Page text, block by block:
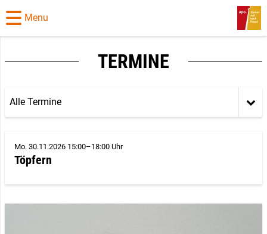
Menu
TERMINE
Alle Termine
Mo. 30.11.2026 15:00–18:00 Uhr
Töpfern